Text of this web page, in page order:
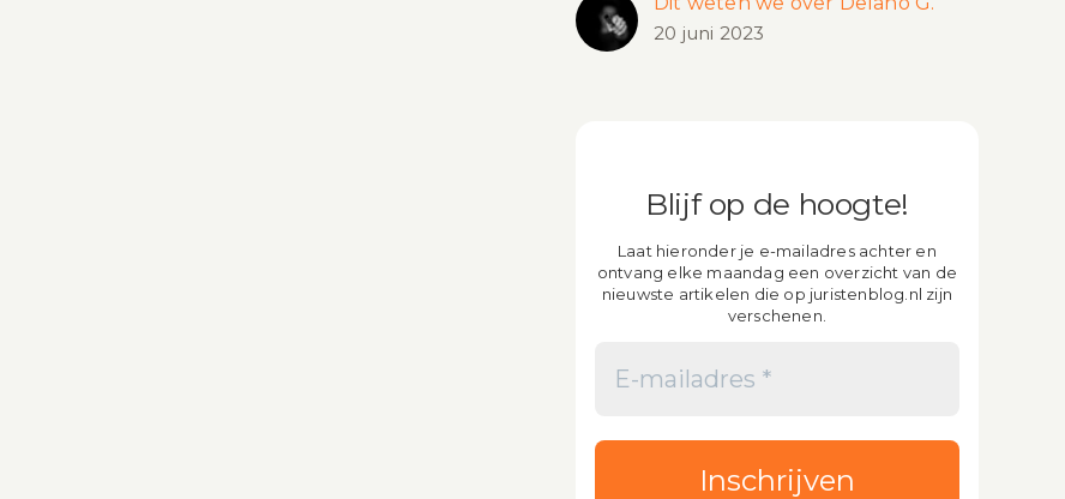
20 juni 2023
Blijf op de hoogte!
Laat hieronder je e-mailadres achter en
ontvang elke maandag een overzicht van de
nieuwste artikelen die op juristenblog.nl zijn
verschenen.